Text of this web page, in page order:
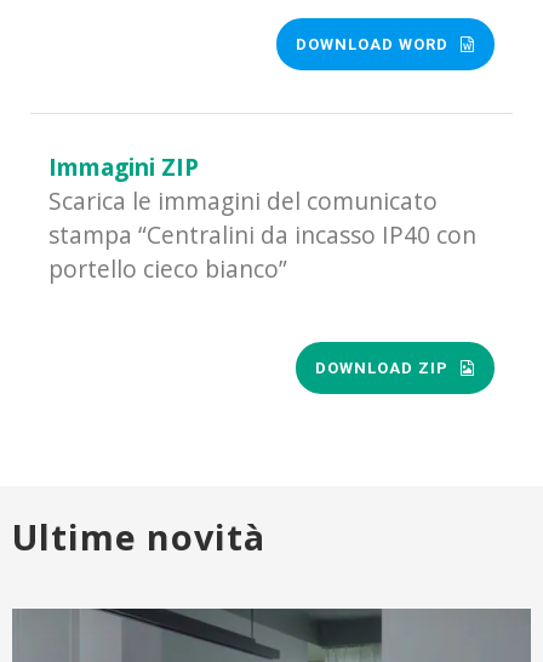
DOWNLOAD WORD
Immagini ZIP
Scarica le immagini del comunicato
stampa “Centralini da incasso IP40 con
portello cieco bianco”
DOWNLOAD ZIP
Ultime novità